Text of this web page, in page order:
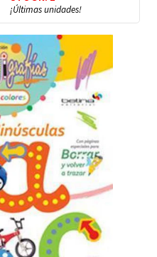
¡Últimas unidades!